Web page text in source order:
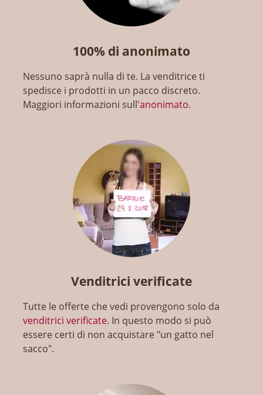
100% di anonimato
Nessuno saprà nulla di te. La venditrice ti
spedisce i prodotti in un pacco discreto.
Maggiori informazioni sull'anonimato.
Venditrici verificate
Tutte le offerte che vedi provengono solo da
venditrici verificate. In questo modo si può
essere certi di non acquistare "un gatto nel
sacco".